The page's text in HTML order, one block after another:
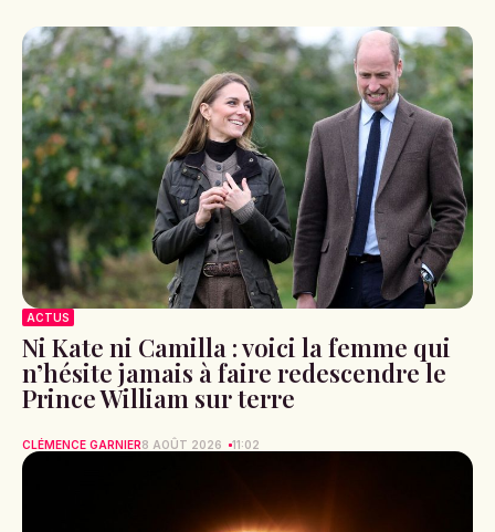
ACTUS
Ni Kate ni Camilla : voici la femme qui
n’hésite jamais à faire redescendre le
Prince William sur terre
CLÉMENCE GARNIER8 AOÛT 2026 11:02